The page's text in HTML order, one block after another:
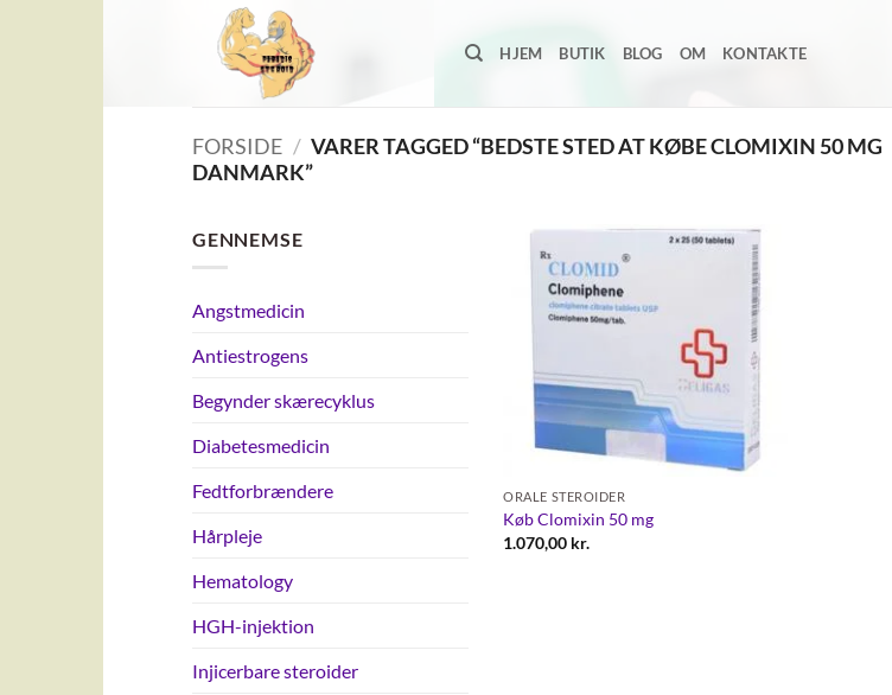
HJEM BUTIK BLOG OM KONTAKTE
FORSIDE / VARER TAGGED “BEDSTE STED AT KØBE CLOMIXIN 50 MG
DANMARK”
GENNEMSE
Angstmedicin
Antiestrogens
Begynder skærecyklus
Diabetesmedicin
Fedtforbrændere
Hårpleje
Hematology
HGH-injektion
Injicerbare steroider
Add to
wishlist
ORALE STEROIDER
Køb Clomixin 50 mg
1.070,00 kr.